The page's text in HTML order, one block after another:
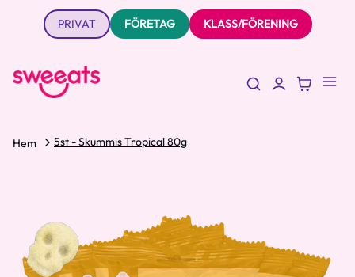
PRIVAT FÖRETAG KLASS/FÖRENING
Hem 5st - Skummis Tropical 80g